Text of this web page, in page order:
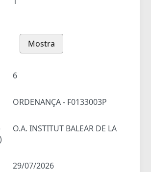
Mostra
6
ORDENANÇA - F0133003P
O.A. INSTITUT BALEAR DE LA
29/07/2026